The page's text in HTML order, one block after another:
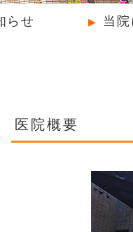
らせ 当院
医院概要